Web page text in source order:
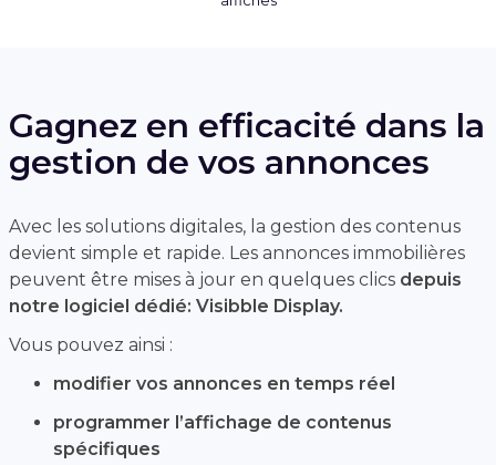
Gagnez en efficacité dans la
gestion de vos annonces
Avec les solutions digitales, la gestion des contenus
devient simple et rapide. Les annonces immobilières
peuvent être mises à jour en quelques clics depuis
notre logiciel dédié: Visibble Display.
Vous pouvez ainsi :
modifier vos annonces en temps réel
programmer l’affichage de contenus
spécifiques